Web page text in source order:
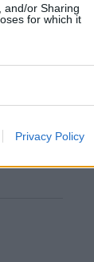
and/or Sharing
for which it
Privacy Policy